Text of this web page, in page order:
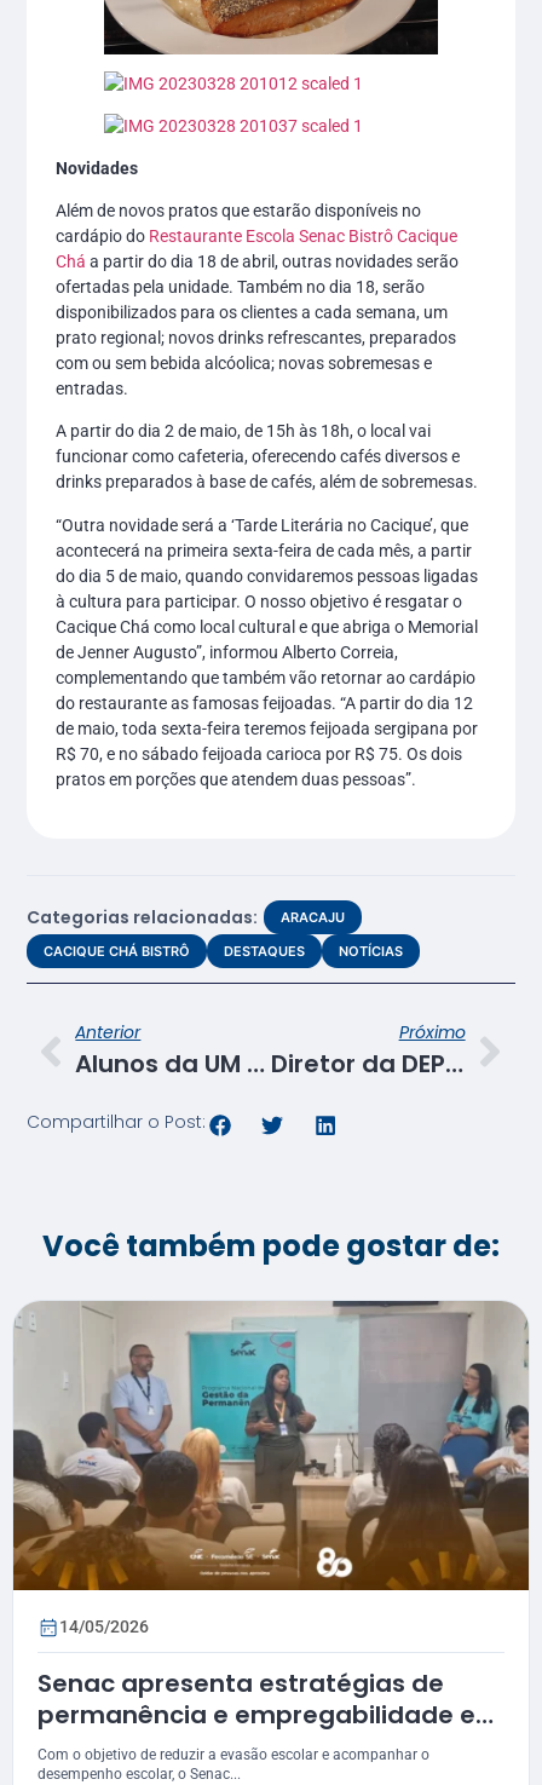
Novidades
Além de novos pratos que estarão disponíveis no
cardápio do Restaurante Escola Senac Bistrô Cacique
Chá a partir do dia 18 de abril, outras novidades serão
ofertadas pela unidade. Também no dia 18, serão
disponibilizados para os clientes a cada semana, um
prato regional; novos drinks refrescantes, preparados
com ou sem bebida alcóolica; novas sobremesas e
entradas.
A partir do dia 2 de maio, de 15h às 18h, o local vai
funcionar como cafeteria, oferecendo cafés diversos e
drinks preparados à base de cafés, além de sobremesas.
“Outra novidade será a ‘Tarde Literária no Cacique’, que
acontecerá na primeira sexta-feira de cada mês, a partir
do dia 5 de maio, quando convidaremos pessoas ligadas
à cultura para participar. O nosso objetivo é resgatar o
Cacique Chá como local cultural e que abriga o Memorial
de Jenner Augusto”, informou Alberto Correia,
complementando que também vão retornar ao cardápio
do restaurante as famosas feijoadas. “A partir do dia 12
de maio, toda sexta-feira teremos feijoada sergipana por
R$ 70, e no sábado feijoada carioca por R$ 75. Os dois
pratos em porções que atendem duas pessoas”.
Categorias relacionadas:
ARACAJU
CACIQUE CHÁ BISTRÔ
DESTAQUES NOTÍCIAS
Anterior
Alunos da UM do Conjunto Jardim participam de roda de conversa sobre trabalho na unidade de Aracaju
Próximo
Diretor da DEP do Senac/SE participa de encontro nacional para planejar rumos da educação profissional no país
Compartilhar o Post:
Você também pode gostar de:
14/05/2026
Senac apresenta estratégias de
permanência e empregabilidade em
Propriá
Com o objetivo de reduzir a evasão escolar e acompanhar o
desempenho escolar, o Senac...